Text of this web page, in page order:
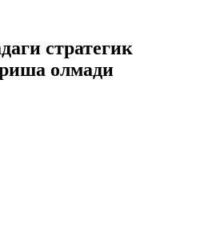
стратегик
олмади